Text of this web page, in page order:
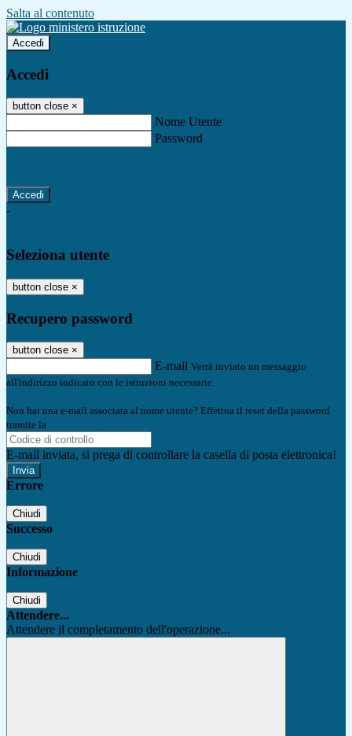
Salta al contenuto
Accedi
Accedi
button close ×
Nome Utente
Password
-
Seleziona utente
button close ×
Recupero password
button close ×
E-mail Verrà inviato un messaggio
all'indirizzo indicato con le istruzioni necessarie.
Non hai una e-mail associata al nome utente? Effettua il reset della password
tramite la
E-mail inviata, si prega di controllare la casella di posta elettronica!
Errore
Chiudi
Successo
Chiudi
Informazione
Chiudi
Attendere...
Attendere il completamento dell'operazione...